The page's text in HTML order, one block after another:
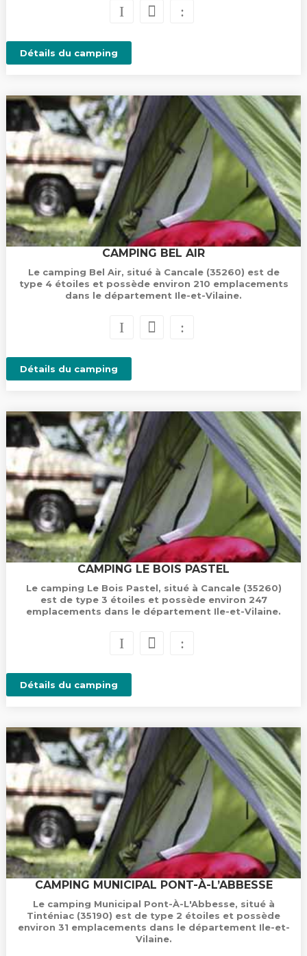
Détails du camping
CAMPING BEL AIR
Le camping Bel Air, situé à Cancale (35260) est de
type 4 étoiles et possède environ 210 emplacements
dans le département Ile-et-Vilaine.
Détails du camping
CAMPING LE BOIS PASTEL
Le camping Le Bois Pastel, situé à Cancale (35260)
est de type 3 étoiles et possède environ 247
emplacements dans le département Ile-et-Vilaine.
Détails du camping
CAMPING MUNICIPAL PONT-À-L’ABBESSE
Le camping Municipal Pont-À-L'Abbesse, situé à
Tinténiac (35190) est de type 2 étoiles et possède
environ 31 emplacements dans le département Ile-et-
Vilaine.